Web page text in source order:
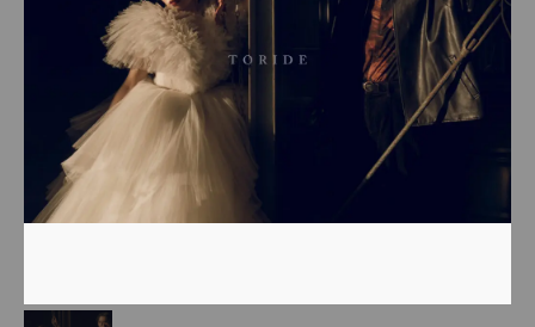
LINEでのお問い合わせはこちら